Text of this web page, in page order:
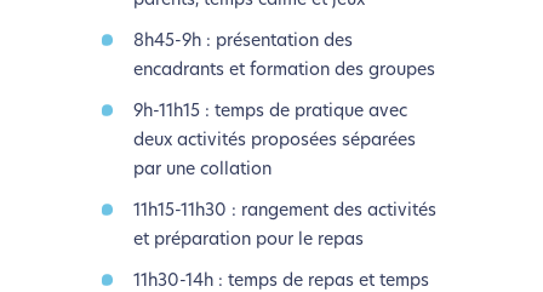
8h45-9h : présentation des
encadrants et formation des groupes
9h-11h15 : temps de pratique avec
deux activités proposées séparées
par une collation
11h15-11h30 : rangement des activités
et préparation pour le repas
11h30-14h : temps de repas et temps